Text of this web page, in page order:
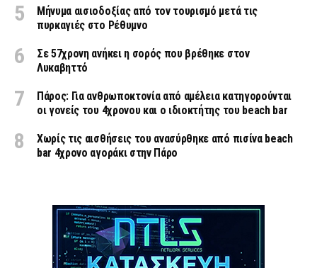
Μήνυμα αισιοδοξίας από τον τουρισμό μετά τις
πυρκαγιές στο Ρέθυμνο
Σε 57χρονη ανήκει η σορός που βρέθηκε στον
Λυκαβηττό
Πάρος: Για ανθρωποκτονία από αμέλεια κατηγορούνται
οι γονείς του 4χρονου και ο ιδιοκτήτης του beach bar
Χωρίς τις αισθήσεις του ανασύρθηκε από πισίνα beach
bar 4χρονο αγοράκι στην Πάρο